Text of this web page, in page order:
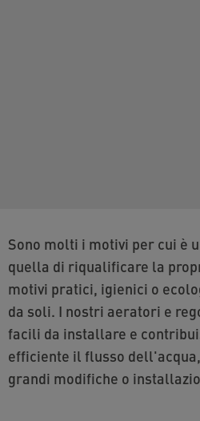
Sono molti i motivi per cui è una buona decisione
quella di riqualificare la
motivi pratici, igienici o
da soli. I nostri aeratori e
facili da installare e
efficiente il flusso
grandi modifiche o